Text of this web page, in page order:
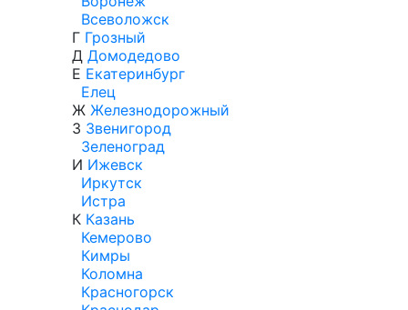
Всеволожск
Г Грозный
Д Домодедово
Е Екатеринбург
Елец
Ж Железнодорожный
З Звенигород
Зеленоград
И Ижевск
Иркутск
Истра
К Казань
Кемерово
Кимры
Коломна
Красногорск